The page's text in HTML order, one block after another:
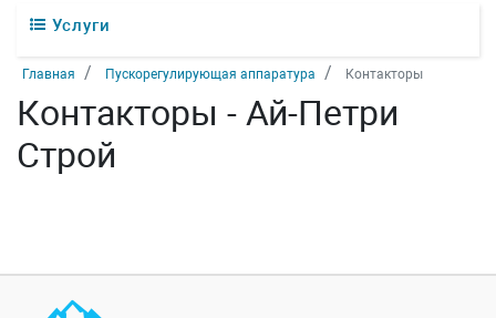
Услуги
Главная Пускорегулирующая аппаратура Контакторы
Контакторы - Ай-Петpи
Строй